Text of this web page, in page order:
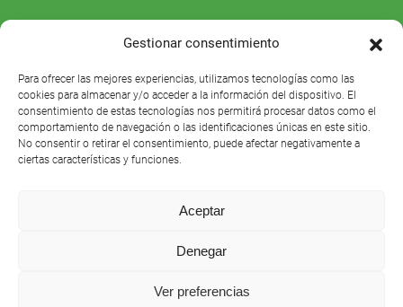
Gestionar consentimiento
Para ofrecer las mejores experiencias, utilizamos tecnologías como las
cookies para almacenar y/o acceder a la información del dispositivo. El
consentimiento de estas tecnologías nos permitirá procesar datos como el
comportamiento de navegación o las identificaciones únicas en este sitio.
No consentir o retirar el consentimiento, puede afectar negativamente a
ciertas características y funciones.
Aceptar
Denegar
Ver preferencias
Agenda
Club Náutico Sevilla © 2021 |Aviso legal